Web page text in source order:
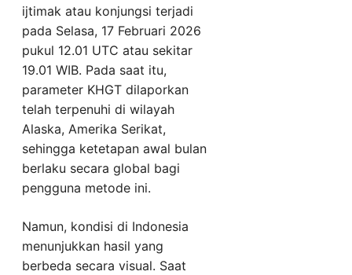
ijtimak atau konjungsi terjadi
pada Selasa, 17 Februari 2026
pukul 12.01 UTC atau sekitar
19.01 WIB. Pada saat itu,
parameter KHGT dilaporkan
telah terpenuhi di wilayah
Alaska, Amerika Serikat,
sehingga ketetapan awal bulan
berlaku secara global bagi
pengguna metode ini.
Namun, kondisi di Indonesia
menunjukkan hasil yang
berbeda secara visual. Saat